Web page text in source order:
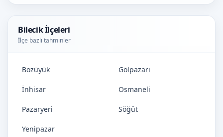
Bilecik İlçeleri
İlçe bazlı tahminler
Bozüyük Gölpazarı
İnhisar Osmaneli
Pazaryeri Söğüt
Yenipazar